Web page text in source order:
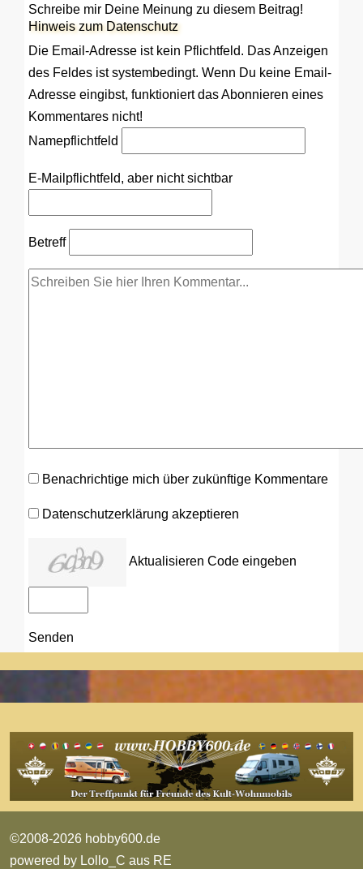
Schreibe mir Deine Meinung zu diesem Beitrag!
Hinweis zum Datenschutz
Die Email-Adresse ist kein Pflichtfeld. Das Anzeigen
des Feldes ist systembedingt. Wenn Du keine Email-
Adresse eingibst, funktioniert das Abonnieren eines
Kommentares nicht!
Namepflichtfeld
E-Mail pflichtfeld, aber nicht sichtbar
Betreff
Benachrichtige mich über zukünftige Kommentare
Datenschutzerklärung akzeptieren
Aktualisieren Code eingeben
Senden
©2008-2026 hobby600.de
powered by Lollo_C aus RE